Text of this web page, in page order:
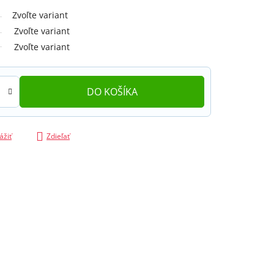
Zvoľte variant
Zvoľte variant
Zvoľte variant
DO KOŠÍKA
Zdieľať